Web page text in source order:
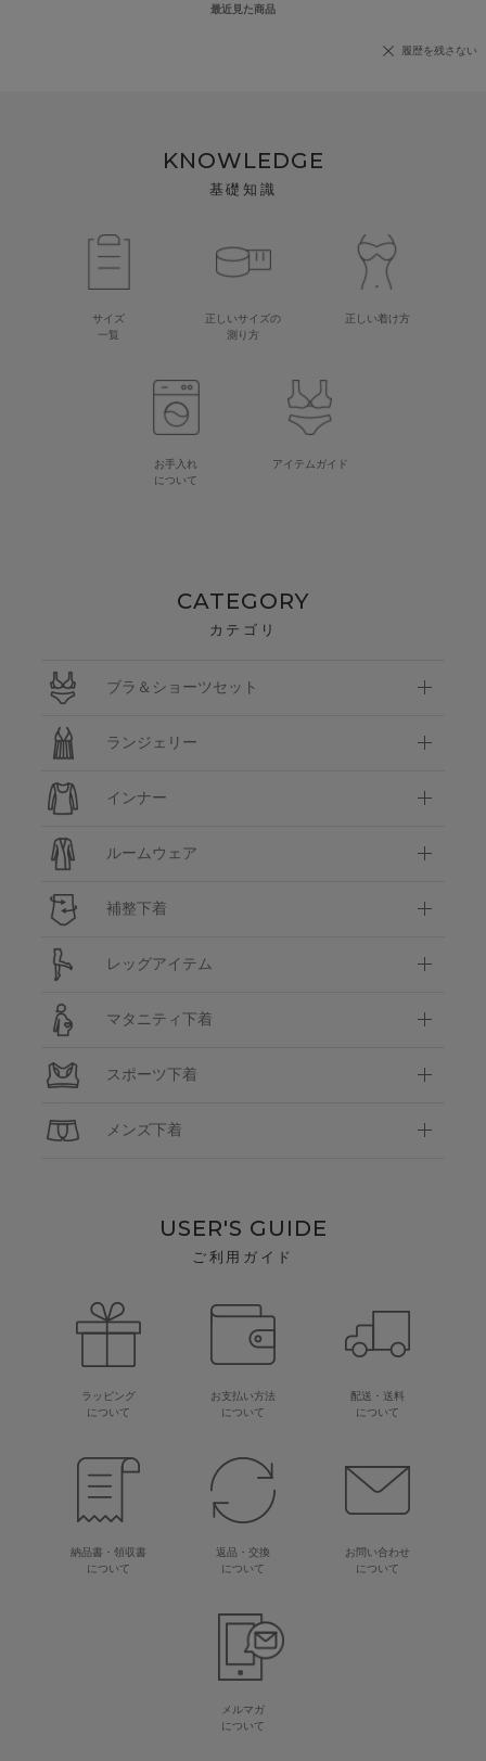
最近見た商品
履歴を残さない
KNOWLEDGE
基礎知識
サイズ
一覧
正しいサイズの
測り方
正しい着け方
お手入れ
について
アイテムガイド
CATEGORY
カテゴリ
ブラ＆ショーツセット
ランジェリー
インナー
ルームウェア
補整下着
レッグアイテム
マタニティ下着
スポーツ下着
メンズ下着
USER'S GUIDE
ご利用ガイド
ラッピング
について
お支払い方法
について
配送・送料
について
納品書・領収書
について
返品・交換
について
お問い合わせ
について
メルマガ
について